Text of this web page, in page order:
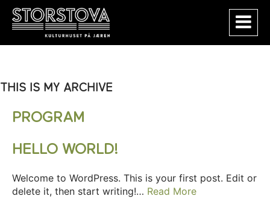
THIS IS MY ARCHIVE
PROGRAM
HELLO WORLD!
Welcome to WordPress. This is your first post. Edit or
delete it, then start writing!… Read More